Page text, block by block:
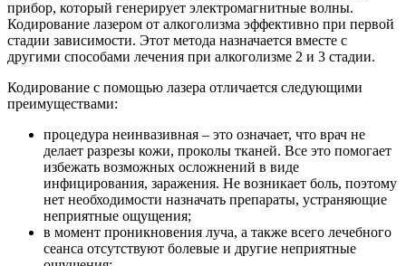
прибор, который генерирует электромагнитные волны.
Кодирование лазером от алкоголизма эффективно при первой
стадии зависимости. Этот метода назначается вместе с
другими способами лечения при алкоголизме 2 и 3 стадии.
Кодирование с помощью лазера отличается следующими
преимуществами:
процедура неинвазивная – это означает, что врач не
делает разрезы кожи, проколы тканей. Все это помогает
избежать возможных осложнений в виде
инфицирования, заражения. Не возникает боль, поэтому
нет необходимости назначать препараты, устраняющие
неприятные ощущения;
в момент проникновения луча, а также всего лечебного
сеанса отсутствуют болевые и другие неприятные